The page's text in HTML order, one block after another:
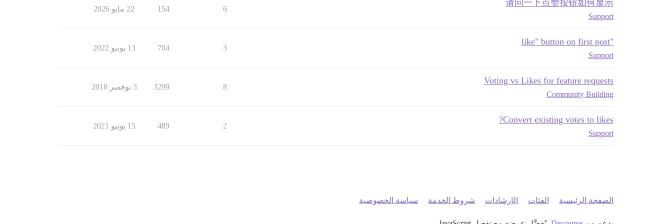
请问一下点赞按钮如何显示
Support
6
154 22 مايو 2026
"like" button on first post
Support
3
704 13 يونيو 2022
Voting vs Likes for feature requests
Community Building
8
3299 3 نوفمبر 2018
Convert existing votes to likes?
Support
2
489 15 يونيو 2021
الصفحة الرئيسية الفئات الإرشادات شروط الخدمة سياسة الخصوصية